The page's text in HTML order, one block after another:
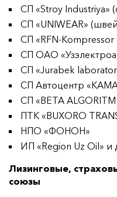
СП «Stroy Industriya»
СП «UNIWEAR»
СП «RFN-Kompressor
СП ОАО
СП «Jurabek
СП Автоцентр
СП «BETA
ПТК «BUXORO
НПО «ФОНОН»
ИП «Region Uz Oil» и
Лизинговые,
союзы